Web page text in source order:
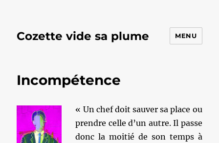
Cozette vide sa plume MENU
Incompétence
« Un chef doit sauver sa place ou
prendre celle d’un autre. Il passe
donc la moitié de son temps à